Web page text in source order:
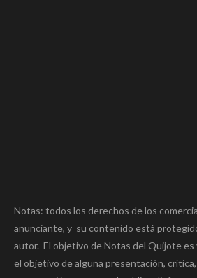
Notas: todos los derechos de los
anunciante, y su contenido está
autor. El objetivo de Notas del Quijote es
el objetivo de alguna presentación,